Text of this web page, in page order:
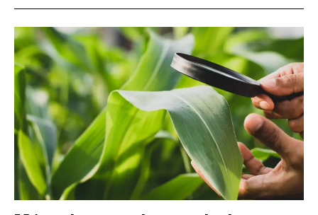
Suscribite al Newsletter